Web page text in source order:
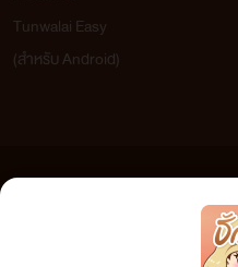
Tunwalai Easy
(สำหรับ Android)
เว็บไซต์แห่งนี้ไม่ได้เห็นด้วยและไม่ขอรับผิดชอบต่
วิจารณญาณในการกลั่นกรองด้วยตนเอง และหา
กรุณาแจ้งมาที่ tunwalai@ookbee.com เพื่อทีมง